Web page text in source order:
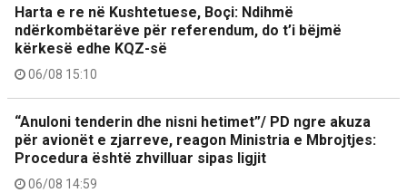
Harta e re në Kushtetuese, Boçi: Ndihmë
ndërkombëtarëve për referendum, do t’i bëjmë
kërkesë edhe KQZ-së
06/08 15:10
“Anuloni tenderin dhe nisni hetimet”/ PD ngre akuza
për avionët e zjarreve, reagon Ministria e Mbrojtjes:
Procedura është zhvilluar sipas ligjit
06/08 14:59